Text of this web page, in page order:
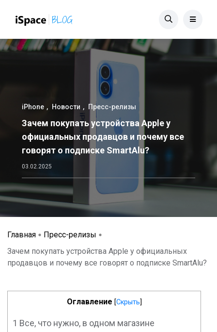
iPhone Новости Пресс-релизы
Зачем покупать устройства Apple у
официальных продавцов и почему все
говорят о подписке SmartAlu?
03.02.2025
Главная
Пресс-релизы
Зачем покупать устройства Apple у официальных
продавцов и почему все говорят о подписке SmartAlu?
Оглавление [Скрыть]
1 Все, что нужно, в одном магазине